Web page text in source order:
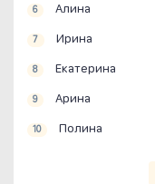
6 Алина
7 Ирина
8 Екатерина
9 Арина
10 Полина